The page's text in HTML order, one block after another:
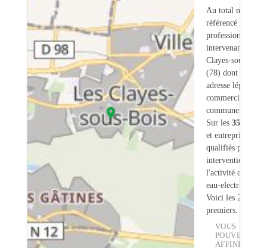
Au total nous
référencé
professionnels
intervenant sur
Clayes-sous-Bois
(78) dont
adresse légale ou
commerciale
commune.
Sur les 356
et entreprises
qualifiés pour une
intervention sur
l'activité chauffe-
eau-electrique.
Voici les 20
premiers.
VOUS
POUVEZ
AFFINER